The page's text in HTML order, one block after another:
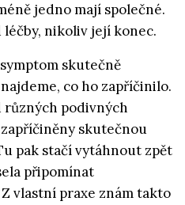
jedno mají společné.
nikoliv její konec.
skutečně
co ho zapříčinilo.
různých podivných
skutečnou
pak stačí vytáhnout zpět
připomínat
vlastní praxe znám takto